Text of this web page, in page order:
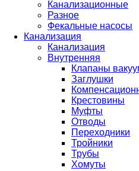
Канализационные
Разное
Фекальные насосы
Канализация
Канализация
Внутренняя
Клапаны
Заглушки
Крестовины
Муфты
Отводы
Переходники
Тройники
Трубы
Хомуты